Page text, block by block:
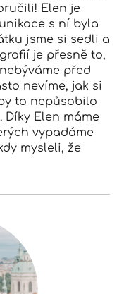
Elen je
s ní byla
jsme si sedli a
je přesně to,
před
nevíme, jak si
to nepůsobilo
Elen máme
vypadáme
mysleli, že